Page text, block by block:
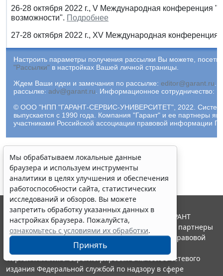
26-28 октября 2022 г., V Международная
возможности". Подробнее
27-28 октября 2022 г., XV Международная
Настроить параметры получения рассылки Вы можете,
"Рассылки" в настройках Вашей личной страницы.
Ждем Ваши идеи и замечания по рассылке: editor@garant.ru
рассылке: adv@garant.ru Информационное сотрудничество:
© ООО "НПП "ГАРАНТ-СЕРВИС-УНИВЕРСИТЕТ", 2022.
выпускается с 1990 года. Компания "Гарант" и ее партнеры
участниками Российской ассоциации правовой информации
Мы обрабатываем локальные данные
браузера и используем инструменты
аналитики в целях улучшения и обеспечения
работоспособности сайта, статистических
исследований и обзоров. Вы можете
запретить обработку указанных данных в
настройках браузера. Пожалуйста,
ознакомьтесь с условиями их обработки.
Принять
© ООО "НПП "ГАРАНТ-СЕРВИС", 2026. Система ГАРАНТ
выпускается с 1990 года. Компания "Гарант" и ее партнеры
являются участниками Российской ассоциации правовой
информации ГАРАНТ.
Портал ГАРАНТ.РУ зарегистрирован в качестве сетевого
издания Федеральной службой по надзору в сфере